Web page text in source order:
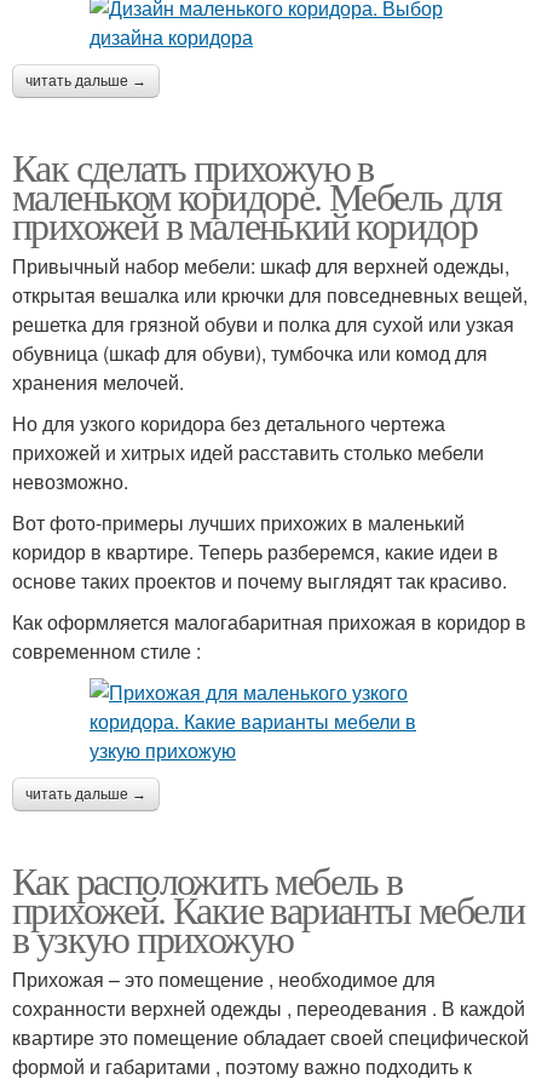
читать дальше →
Как сделать прихожую в
маленьком коридоре. Мебель для
прихожей в маленький коридор
Привычный набор мебели: шкаф для верхней одежды,
открытая вешалка или крючки для повседневных вещей,
решетка для грязной обуви и полка для сухой или узкая
обувница (шкаф для обуви), тумбочка или комод для
хранения мелочей.
Но для узкого коридора без детального чертежа
прихожей и хитрых идей расставить столько мебели
невозможно.
Вот фото-примеры лучших прихожих в маленький
коридор в квартире. Теперь разберемся, какие идеи в
основе таких проектов и почему выглядят так красиво.
Как оформляется малогабаритная прихожая в коридор в
современном стиле :
читать дальше →
Как расположить мебель в
прихожей. Какие варианты мебели
в узкую прихожую
Прихожая – это помещение , необходимое для
сохранности верхней одежды , переодевания . В каждой
квартире это помещение обладает своей специфической
формой и габаритами , поэтому важно подходить к